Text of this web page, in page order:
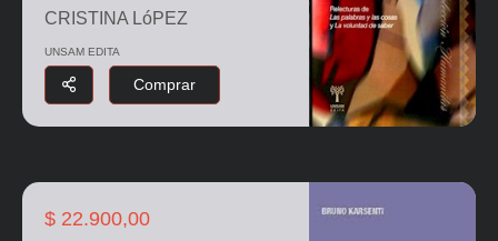
CRISTINA LóPEZ
UNSAM EDITA
Comprar
$ 22.900,00